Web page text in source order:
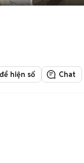
hiện số Chat